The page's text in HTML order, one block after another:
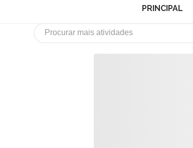
PRINCIPAL